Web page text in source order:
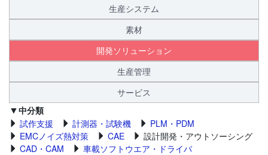
生産システム
素材
開発ソリューション
生産管理
サービス
中分類
試作支援
計測器・試験機
PLM・PDM
EMCノイズ熱対策
CAE
設計開発・アウトソーシング
CAD・CAM
車載ソフトウエア・ドライバ